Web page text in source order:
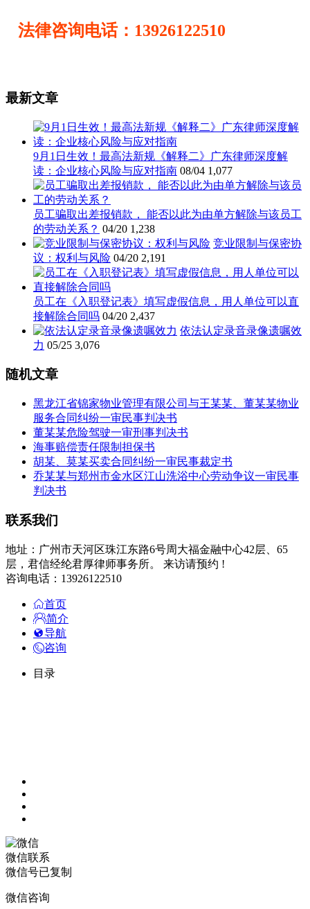
法律咨询电话：13926122510
最新文章
9月1日生效！最高法新规《解释二》广东律师深度解
读：企业核心风险与应对指南 08/04 1,077
员工骗取出差报销款， 能否以此为由单方解除与该员工
的劳动关系？ 04/20 1,238
竞业限制与保密协
议：权利与风险 04/20 2,191
员工在《入职登记表》填写虚假信息，用人单位可以直
接解除合同吗 04/20 2,437
依法认定录音录像遗嘱效
力 05/25 3,076
随机文章
黑龙江省锦家物业管理有限公司与王某某、董某某物业
服务合同纠纷一审民事判决书
董某某危险驾驶一审刑事判决书
海事赔偿责任限制担保书
胡某、莫某买卖合同纠纷一审民事裁定书
乔某某与郑州市金水区江山洗浴中心劳动争议一审民事
判决书
联系我们
地址：广州市天河区珠江东路6号周大福金融中心42层、65
层，君信经纶君厚律师事务所。 来访请预约 !
咨询电话：13926122510
首页
简介
导航
咨询
目录
微信联系
微信号已复制
微信咨询